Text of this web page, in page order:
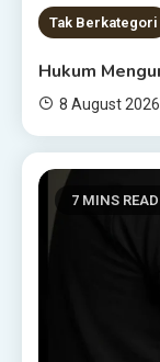
Tak Berkategori
Hukum
8 August 2026
7 MINS READ